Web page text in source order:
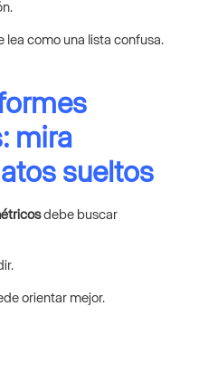
lea como una lista confusa.
mira
sueltos
debe buscar
orientar mejor.